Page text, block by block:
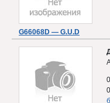
G66068D — G.U.D